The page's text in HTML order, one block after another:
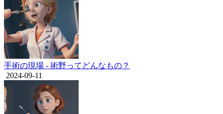
手術の現場 - 術野ってどんなもの？
2024-09-11